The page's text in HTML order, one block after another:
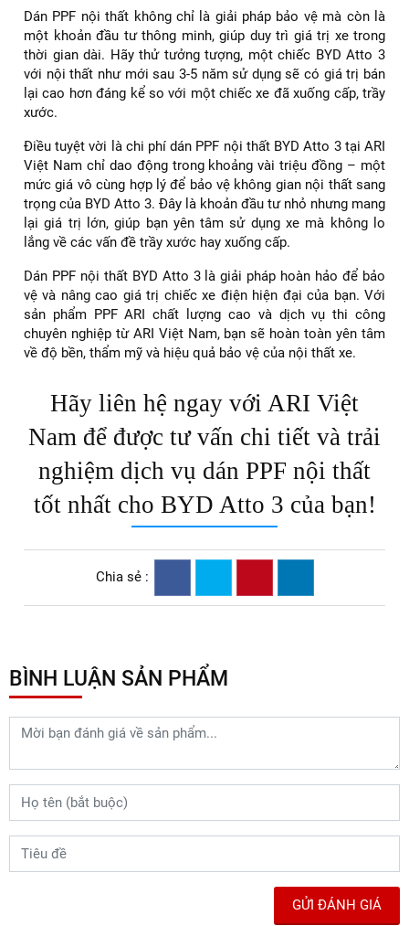
Dán PPF nội thất không chỉ là giải pháp bảo vệ mà còn là
một khoản đầu tư thông minh, giúp duy trì giá trị xe trong
thời gian dài. Hãy thử tưởng tượng, một chiếc BYD Atto 3
với nội thất như mới sau 3-5 năm sử dụng sẽ có giá trị bán
lại cao hơn đáng kể so với một chiếc xe đã xuống cấp, trầy
xước.
Điều tuyệt vời là chi phí dán PPF nội thất BYD Atto 3 tại ARI
Việt Nam chỉ dao động trong khoảng vài triệu đồng – một
mức giá vô cùng hợp lý để bảo vệ không gian nội thất sang
trọng của BYD Atto 3. Đây là khoản đầu tư nhỏ nhưng mang
lại giá trị lớn, giúp bạn yên tâm sử dụng xe mà không lo
lắng về các vấn đề trầy xước hay xuống cấp.
Dán PPF nội thất BYD Atto 3 là giải pháp hoàn hảo để bảo
vệ và nâng cao giá trị chiếc xe điện hiện đại của bạn. Với
sản phẩm PPF ARI chất lượng cao và dịch vụ thi công
chuyên nghiệp từ ARI Việt Nam, bạn sẽ hoàn toàn yên tâm
về độ bền, thẩm mỹ và hiệu quả bảo vệ của nội thất xe.
Hãy liên hệ ngay với ARI Việt
Nam để được tư vấn chi tiết và trải
nghiệm dịch vụ dán PPF nội thất
tốt nhất cho BYD Atto 3 của bạn!
Chia sẻ :
BÌNH LUẬN SẢN PHẨM
GỬI ĐÁNH GIÁ